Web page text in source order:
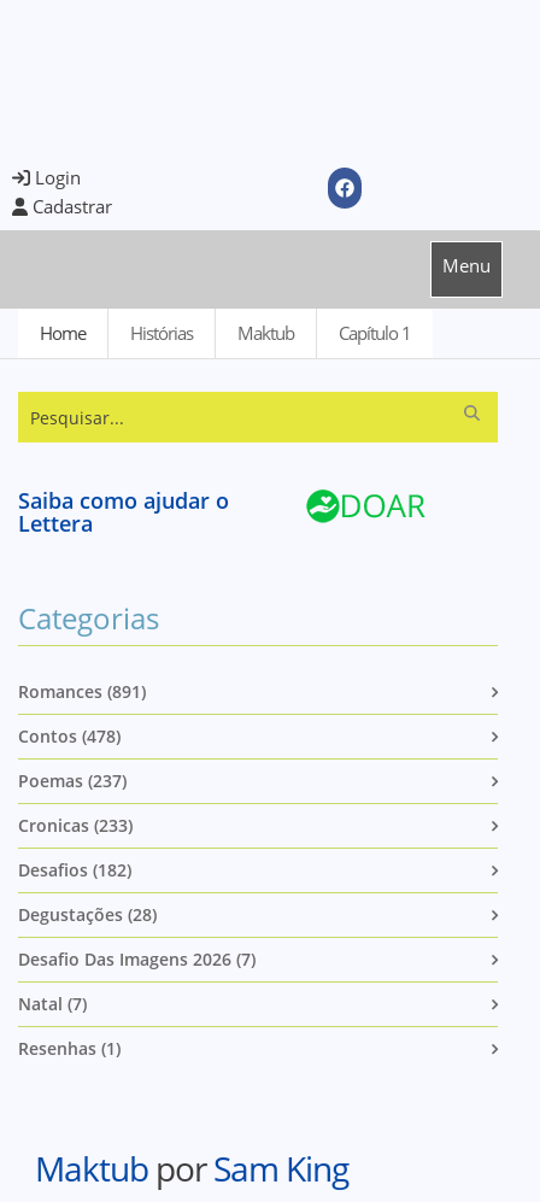
Login
Cadastrar
Menu
Home Histórias Maktub Capítulo 1
Saiba como ajudar o
Lettera
Categorias
Romances (891)
Contos (478)
Poemas (237)
Cronicas (233)
Desafios (182)
Degustações (28)
Desafio Das Imagens 2026 (7)
Natal (7)
Resenhas (1)
Maktub porSam King